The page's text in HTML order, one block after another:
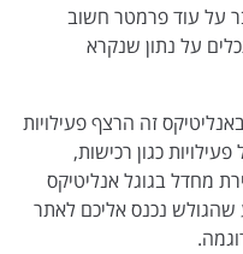
על עוד פרמטר חשוב
על נתון שנקרא
זה הרצף פעילויות
כגון רכישות,
מחדל בגוגל אנליטיקס
30 דקות מהרגע שהגולש נכנס אליכם לאתר